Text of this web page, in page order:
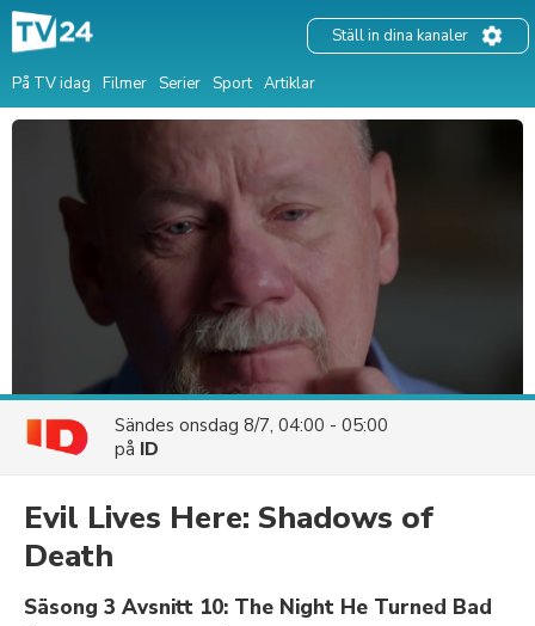
På TV idag Filmer Serier Sport Artiklar
Ställ in dina kanaler
Sändes onsdag 8/7, 04:00 - 05:00
på ID
Evil Lives Here: Shadows of
Death
Säsong 3 Avsnitt 10: The Night He Turned Bad